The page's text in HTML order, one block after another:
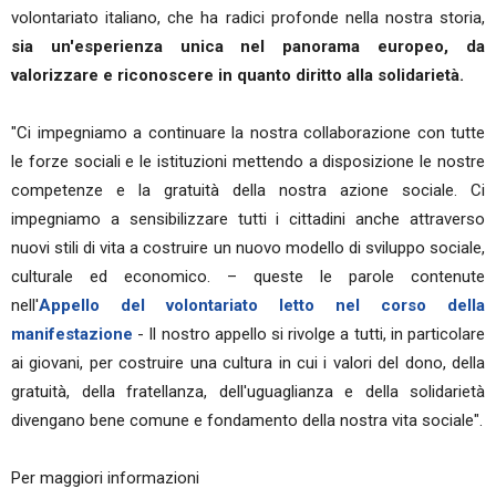
volontariato italiano, che ha radici profonde nella nostra storia,
sia un'esperienza unica nel panorama europeo, da
valorizzare e riconoscere in quanto diritto alla solidarietà.
"Ci impegniamo a continuare la nostra collaborazione con tutte
le forze sociali e le istituzioni mettendo a disposizione le nostre
competenze e la gratuità della nostra azione sociale. Ci
impegniamo a sensibilizzare tutti i cittadini anche attraverso
nuovi stili di vita a costruire un nuovo modello di sviluppo sociale,
culturale ed economico. – queste le parole contenute
nell'Appello del volontariato letto nel corso della
manifestazione - Il nostro appello si rivolge a tutti, in particolare
ai giovani, per costruire una cultura in cui i valori del dono, della
gratuità, della fratellanza, dell'uguaglianza e della solidarietà
divengano bene comune e fondamento della nostra vita sociale".
Per maggiori informazioni